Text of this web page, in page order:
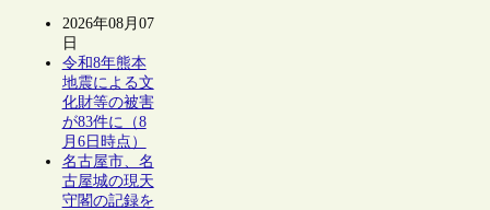
2026年08月07
日
令和8年熊本
地震による文
化財等の被害
が83件に（8
月6日時点）
名古屋市、名
古屋城の現天
守閣の記録を